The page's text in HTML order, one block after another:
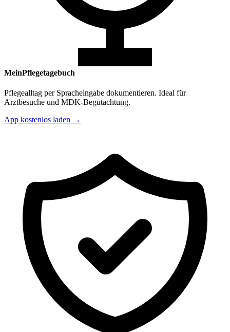
MeinPflegetagebuch
Pflegealltag per Spracheingabe dokumentieren. Ideal für
Arztbesuche und MDK-Begutachtung.
App kostenlos laden →